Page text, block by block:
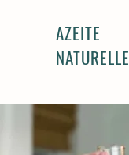
AZEITE
NATURELLE